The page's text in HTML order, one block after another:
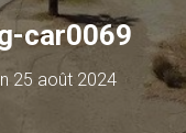
car0069
25 août 2024